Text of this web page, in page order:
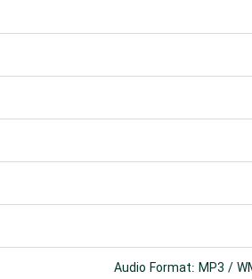
Audio Format: MP3 /